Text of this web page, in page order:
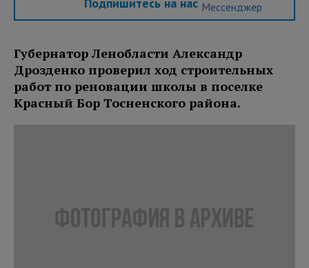
Губернатор Ленобласти Александр
Дрозденко проверил ход строительных
работ по реновации школы в поселке
Красный Бор Тосненского района.